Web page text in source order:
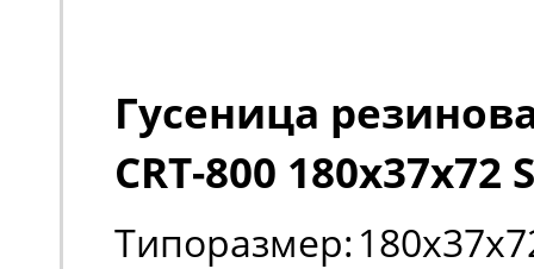
Гусеница
CRT-800 180х37х72
Типоразмер: